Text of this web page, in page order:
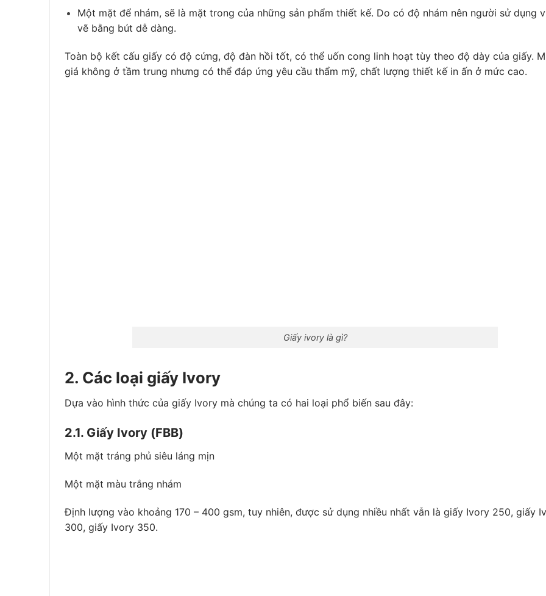
Một mặt để nhám, sẽ là mặt trong của những sản phẩm thiết kế. Do có độ nhám nên người sử dụng
vẽ bằng bút dễ dàng.
Toàn bộ kết cấu giấy có độ cứng, độ đàn hồi tốt, có thể uốn cong linh hoạt tùy theo độ dày của giấy.
giá không ở tầm trung nhưng có thể đáp ứng yêu cầu thẩm mỹ, chất lượng thiết kế in ấn ở mức cao.
Giấy ivory là gì?
2. Các loại giấy Ivory
Dựa vào hình thức của giấy Ivory mà chúng ta có hai loại phổ biến sau đây:
2.1. Giấy Ivory (FBB)
Một mặt tráng phủ siêu láng mịn
Một mặt màu trắng nhám
Định lượng vào khoảng 170 – 400 gsm, tuy nhiên, được sử dụng nhiều nhất vẫn là giấy Ivory 250, giấy
300, giấy Ivory 350.